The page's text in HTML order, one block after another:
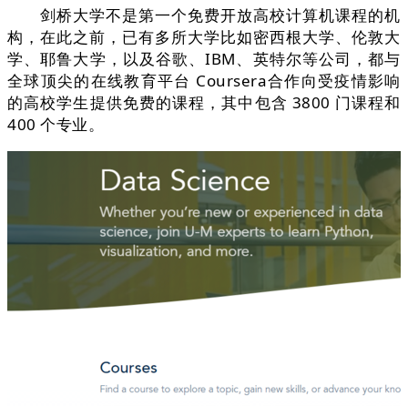
剑桥大学不是第一个免费开放高校计算机课程的机
构，在此之前，已有多所大学比如密西根大学、伦敦大
学、耶鲁大学，以及谷歌、IBM、英特尔等公司，都与
全球顶尖的在线教育平台 Coursera合作向受疫情影响
的高校学生提供免费的课程，其中包含 3800 门课程和
400 个专业。